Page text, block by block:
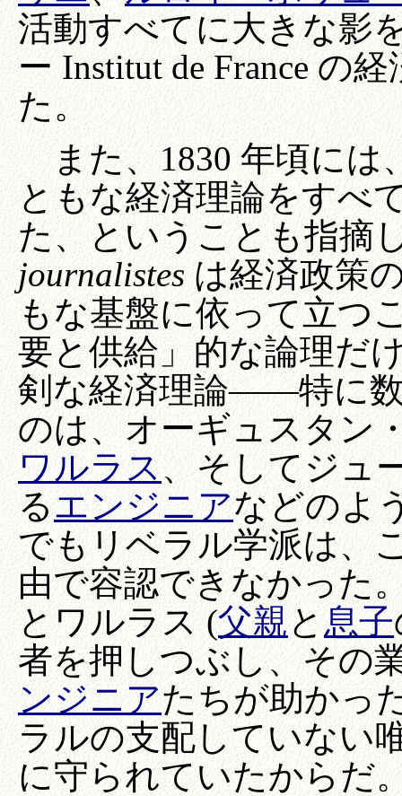
活動すべてに大きな影
ー Institut de France の
た。
また、1830 年頃には
ともな経済理論をすべ
た、ということも指摘
journalistesは経済政策
もな基盤に依って立つ
要と供給」的な論理だ
剣な経済理論――特に
のは、オーギュスタン
ワルラス、そしてジュ
るエンジニアなどのよ
でもリベラル学派は、
由で容認できなかった
とワルラス (父親と息子
者を押しつぶし、その
ンジニアたちが助かっ
ラルの支配していない
に守られていたからだ